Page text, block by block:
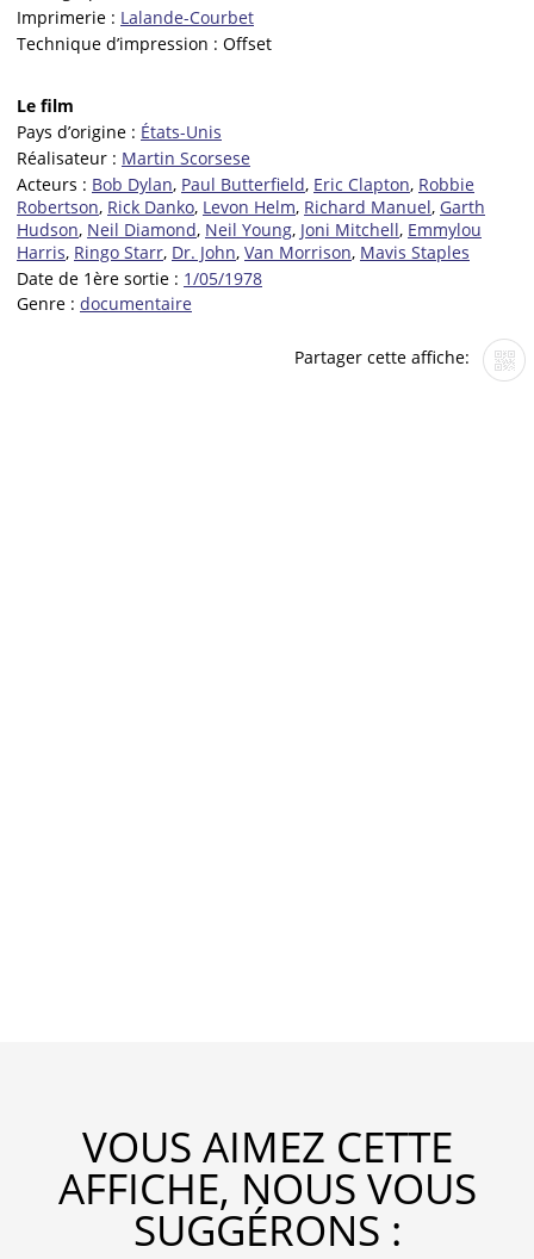
Imprimerie : Lalande-Courbet
Technique d’impression : Offset
Le film
Pays d’origine : États-Unis
Réalisateur : Martin Scorsese
Acteurs : Bob Dylan, Paul Butterfield, Eric Clapton, Robbie
Robertson, Rick Danko, Levon Helm, Richard Manuel, Garth
Hudson, Neil Diamond, Neil Young, Joni Mitchell, Emmylou
Harris, Ringo Starr, Dr. John, Van Morrison, Mavis Staples
Date de 1ère sortie : 1/05/1978
Genre : documentaire
Partager cette affiche:
VOUS AIMEZ CETTE
AFFICHE, NOUS VOUS
SUGGÉRONS :